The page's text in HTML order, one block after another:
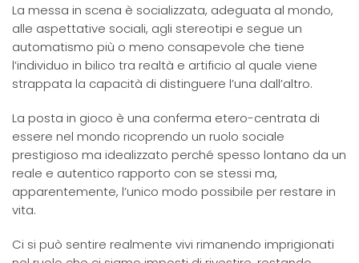
La messa in scena è socializzata, adeguata al mondo,
alle aspettative sociali, agli stereotipi e segue un
automatismo più o meno consapevole che tiene
l’individuo in bilico tra realtà e artificio al quale viene
strappata la capacità di distinguere l’una dall’altro.
La posta in gioco è una conferma etero-centrata di
essere nel mondo ricoprendo un ruolo sociale
prestigioso ma idealizzato perché spesso lontano da un
reale e autentico rapporto con se stessi ma,
apparentemente, l’unico modo possibile per restare in
vita.
Ci si può sentire realmente vivi rimanendo imprigionati